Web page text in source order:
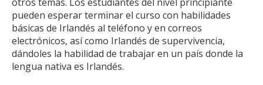
pueden esperar terminar el curso con habilidades
básicas de Irlandés al teléfono y en correos
electrónicos, así como Irlandés de supervivencia,
dándoles la habilidad de trabajar en un país donde la
lengua nativa es Irlandés.